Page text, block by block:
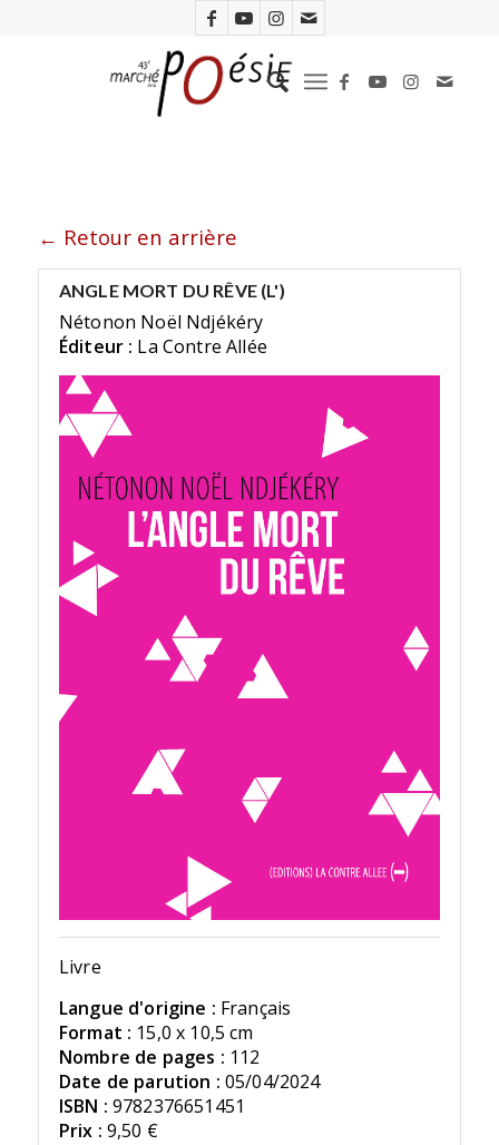
← Retour en arrière
ANGLE MORT DU RÊVE (L')
Nétonon Noël Ndjékéry
Éditeur : La Contre Allée
Livre
Langue d'origine : Français
Format : 15,0 x 10,5 cm
Nombre de pages : 112
Date de parution : 05/04/2024
ISBN : 9782376651451
Prix : 9,50 €